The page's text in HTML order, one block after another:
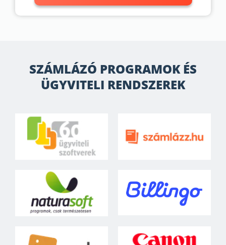
SZÁMLÁZÓ PROGRAMOK ÉS
ÜGYVITELI RENDSZEREK